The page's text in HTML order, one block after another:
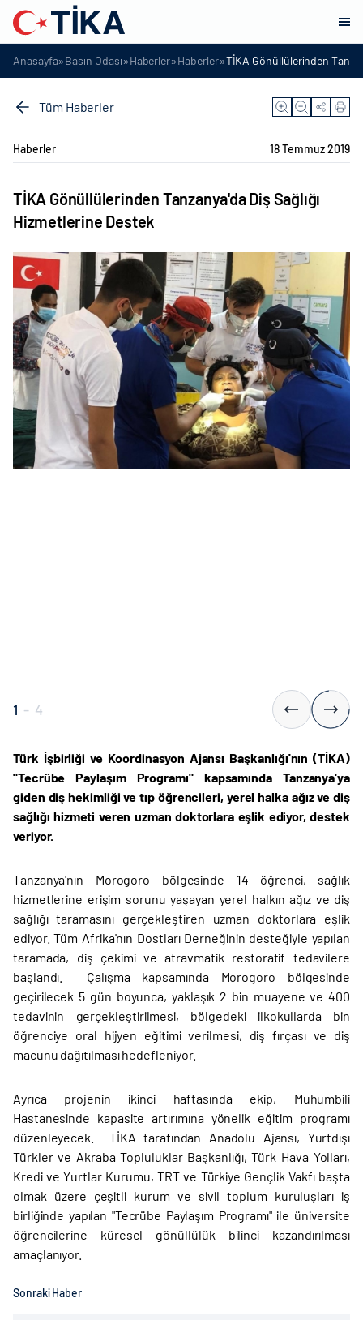
Anasayfa»Basın Odası»Haberler»Haberler»TİKA Gönüllülerinden
Tüm Haberler
Haberler 18 Temmuz 2019
TİKA Gönüllülerinden Tanzanya'da Diş Sağlığı
Hizmetlerine Destek
1 - 4
Türk İşbirliği ve Koordinasyon Ajansı Başkanlığı'nın (TİKA)
"Tecrübe Paylaşım Programı" kapsamında Tanzanya'ya
giden diş hekimliği ve tıp öğrencileri, yerel halka ağız ve diş
sağlığı hizmeti veren uzman doktorlara eşlik ediyor, destek
veriyor.
Tanzanya'nın Morogoro bölgesinde 14 öğrenci, sağlık
hizmetlerine erişim sorunu yaşayan yerel halkın ağız ve diş
sağlığı taramasını gerçekleştiren uzman doktorlara eşlik
ediyor. Tüm Afrika'nın Dostları Derneğinin desteğiyle yapılan
taramada, diş çekimi ve atravmatik restoratif tedavilere
başlandı. Çalışma kapsamında Morogoro bölgesinde
geçirilecek 5 gün boyunca, yaklaşık 2 bin muayene ve 400
tedavinin gerçekleştirilmesi, bölgedeki ilkokullarda bin
öğrenciye oral hijyen eğitimi verilmesi, diş fırçası ve diş
macunu dağıtılması hedefleniyor.
Ayrıca projenin ikinci haftasında ekip, Muhumbili
Hastanesinde kapasite artırımına yönelik eğitim programı
düzenleyecek. TİKA tarafından Anadolu Ajansı, Yurtdışı
Türkler ve Akraba Topluluklar Başkanlığı, Türk Hava Yolları,
Kredi ve Yurtlar Kurumu, TRT ve Türkiye Gençlik Vakfı başta
olmak üzere çeşitli kurum ve sivil toplum kuruluşları iş
birliğinde yapılan "Tecrübe Paylaşım Programı" ile üniversite
öğrencilerine küresel gönüllülük bilinci kazandırılması
amaçlanıyor.
Sonraki Haber